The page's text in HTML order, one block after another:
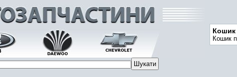
Кошик
Кошик